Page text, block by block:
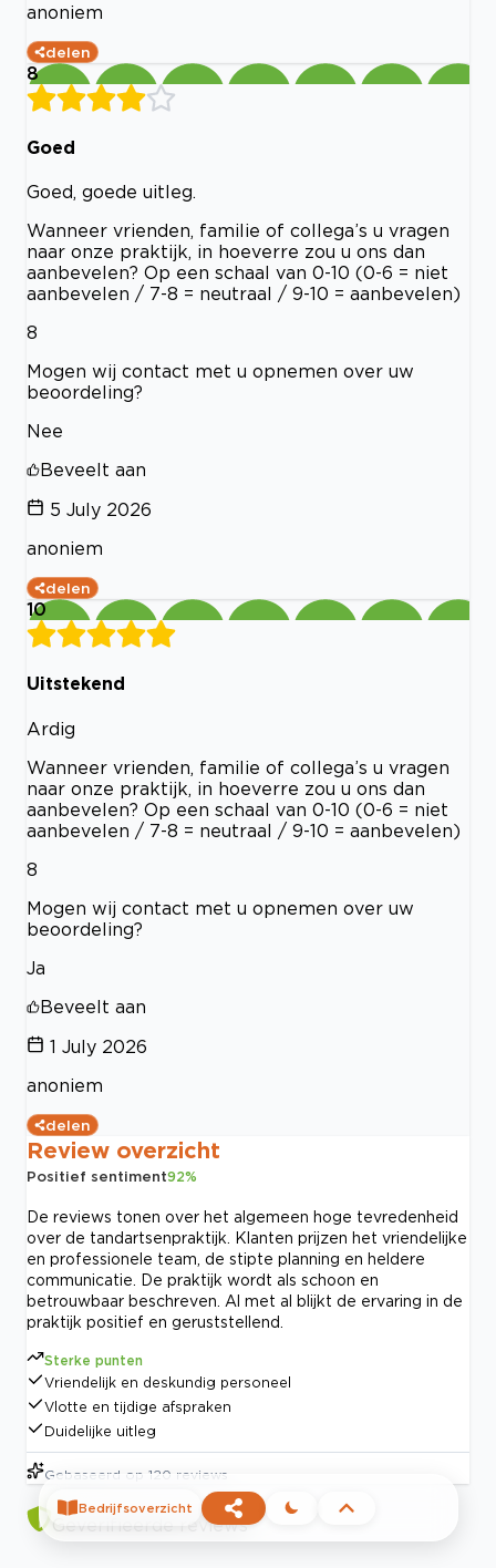
anoniem
delen
8
Goed
Goed, goede uitleg.
Wanneer vrienden, familie of collega’s u vragen
naar onze praktijk, in hoeverre zou u ons dan
aanbevelen? Op een schaal van 0-10 (0-6 = niet
aanbevelen / 7-8 = neutraal / 9-10 = aanbevelen)
8
Mogen wij contact met u opnemen over uw
beoordeling?
Nee
Beveelt aan
5 July 2026
anoniem
delen
10
Uitstekend
Ardig
Wanneer vrienden, familie of collega’s u vragen
naar onze praktijk, in hoeverre zou u ons dan
aanbevelen? Op een schaal van 0-10 (0-6 = niet
aanbevelen / 7-8 = neutraal / 9-10 = aanbevelen)
8
Mogen wij contact met u opnemen over uw
beoordeling?
Ja
Beveelt aan
1 July 2026
anoniem
delen
Review overzicht
Positief sentiment92%
De reviews tonen over het algemeen hoge tevredenheid
over de tandartsenpraktijk. Klanten prijzen het vriendelijke
en professionele team, de stipte planning en heldere
communicatie. De praktijk wordt als schoon en
betrouwbaar beschreven. Al met al blijkt de ervaring in de
praktijk positief en geruststellend.
Sterke punten
Vriendelijk en deskundig personeel
Vlotte en tijdige afspraken
Duidelijke uitleg
Gebaseerd op 120 reviews
Geverifieerde reviews
Bedrijfsoverzicht